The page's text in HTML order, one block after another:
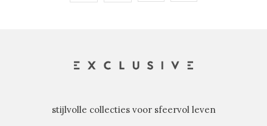
stijlvolle collecties voor sfeervol leven